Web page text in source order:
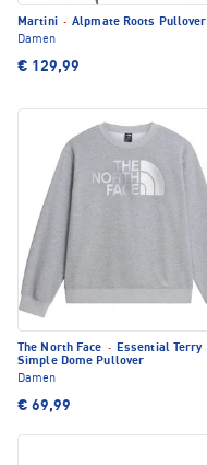
Martini · Alpmate Roots Pullover
Damen
€ 129,99
The North Face · Essential Terry
Simple Dome Pullover
Damen
€ 69,99